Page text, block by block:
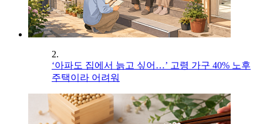
2.
‘아파도 집에서 늙고 싶어…’ 고령 가구 40% 노후
주택이라 어려워